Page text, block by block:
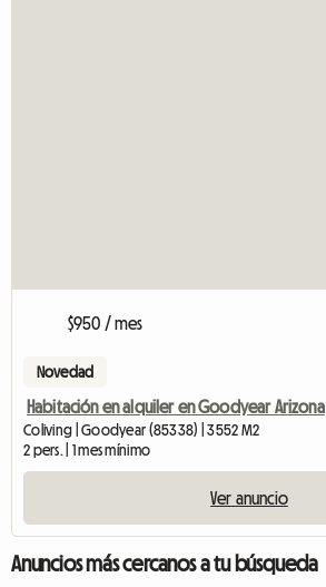
$950 / mes
Novedad
Habitación en alquiler en Goodyear Arizona
Coliving | Goodyear (85338) | 3552 M2
2 pers. | 1 mes mínimo
Ver anuncio
Anuncios más cercanos a tu búsqueda